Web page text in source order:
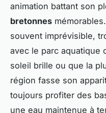
animation battant son
bretonnes
souvent imprévisible,
avec le parc aquatique
soleil brille ou que la
région fasse son
toujours profiter des
une eau maintenue à